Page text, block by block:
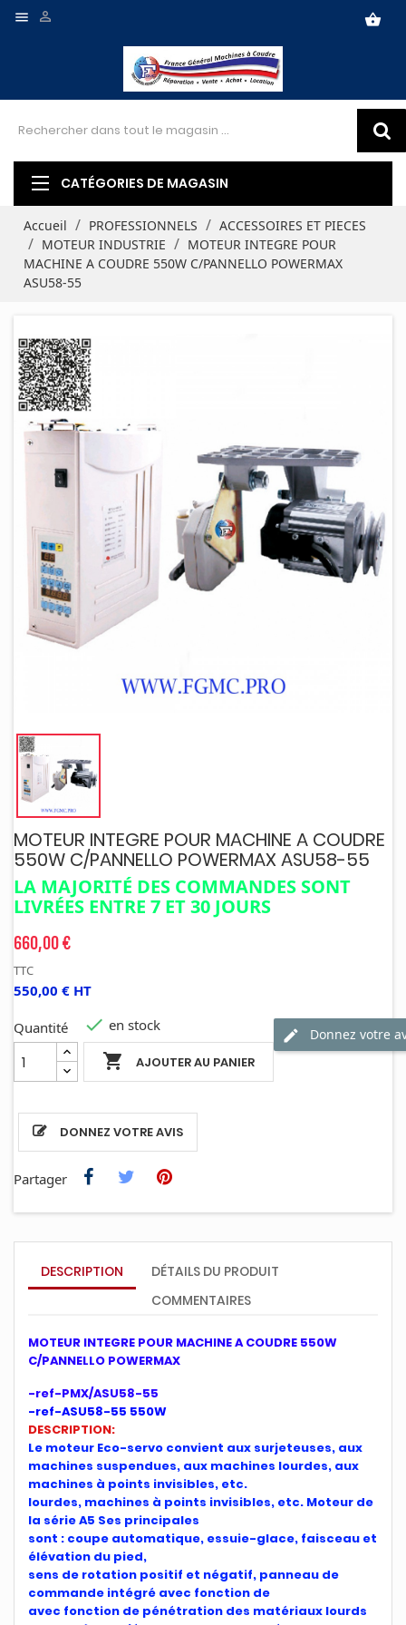
 shopping_basket

CATÉGORIES DE MAGASIN
Accueil PROFESSIONNELS
ACCESSOIRES ET PIECES
MOTEUR INDUSTRIE
MOTEUR INTEGRE POUR
MACHINE A COUDRE 550W C/PANNELLO POWERMAX
ASU58-55
MOTEUR INTEGRE POUR MACHINE A COUDRE
550W C/PANNELLO POWERMAX ASU58-55
LA MAJORITÉ DES COMMANDES SONT
LIVRÉES ENTRE 7 ET 30 JOURS
660,00 €
TTC
550,00 € HT
Quantité
 AJOUTER AU PANIER
 en stock
DONNEZ VOTRE AVIS
Donnez votre
Partager
DESCRIPTION
DÉTAILS DU PRODUIT
COMMENTAIRES
MOTEUR INTEGRE POUR MACHINE A COUDRE 550W
C/PANNELLO POWERMAX
-ref-PMX/ASU58-55
-ref-ASU58-55 550W
DESCRIPTION:
Le moteur Eco-servo convient aux surjeteuses, aux
machines suspendues, aux machines lourdes, aux
machines à points invisibles, etc.
lourdes, machines à points invisibles, etc. Moteur de
la série A5 Ses principales
sont : coupe automatique, essuie-glace, faisceau et
élévation du pied,
sens de rotation positif et négatif, panneau de
commande intégré avec fonction de
avec fonction de pénétration des matériaux lourds